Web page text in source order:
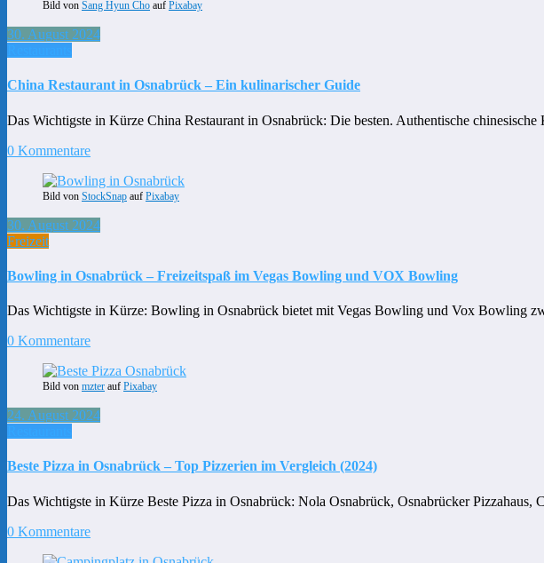
Bild von Sang Hyun Cho auf Pixabay
30. August 2024
China Restaurant in Osnabrück – Ein kulinarischer Guide
Das Wichtigste in Kürze China Restaurant in Osnabrück: Die besten. Authentische
0 Kommentare
Bild von StockSnap auf Pixabay
30. August 2024
Freizeit
Bowling in Osnabrück – Freizeitspaß im Vegas Bowling und VOX Bowling
Das Wichtigste in Kürze: Bowling in Osnabrück bietet mit Vegas Bowling und Vox Bowling
0 Kommentare
Bild von mzter auf Pixabay
24. August 2024
Beste Pizza in Osnabrück – Top Pizzerien im Vergleich (2024)
Das Wichtigste in Kürze Beste Pizza in Osnabrück: Nola Osnabrück, Osnabrücker
0 Kommentare